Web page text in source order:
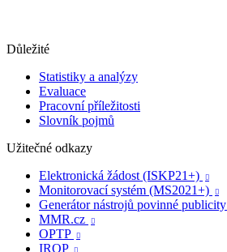
Důležité
Statistiky a analýzy
Evaluace
Pracovní příležitosti
Slovník pojmů
Užitečné odkazy
Elektronická žádost (ISKP21+)

Monitorovací systém (MS2021+) 
Generátor nástrojů povinné publicity
MMR.cz 
OPTP 
IROP 